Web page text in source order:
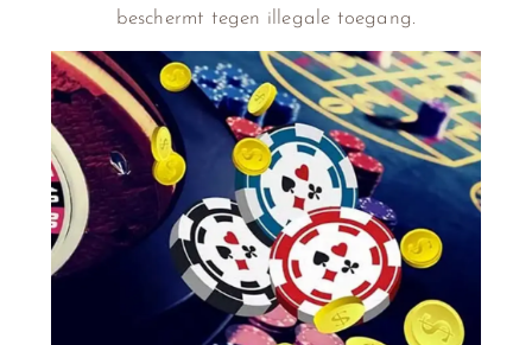
beschermt tegen illegale toegang.